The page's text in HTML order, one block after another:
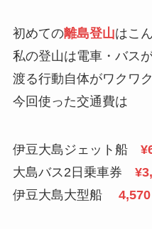
初めての離島登山はこ
私の登山は電車・バス
渡る行動自体がワクワ
今回使った交通費は
伊豆大島ジェット船
大島バス2日乗車券
伊豆大島大型船 4,570